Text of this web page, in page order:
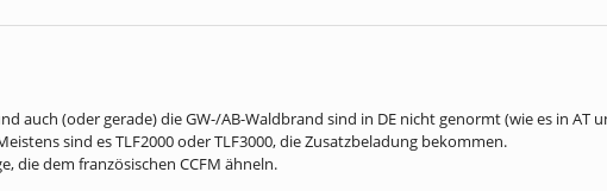
(vgl. TS - Typ PFPN 6-500)*
eingesetzt werden**
Unterstützung
auch (oder gerade) die GW-/AB-Waldbrand sind in DE nicht genormt (wie es in AT
sind es TLF2000 oder TLF3000, die Zusatzbeladung bekommen.
die dem französischen CCFM ähneln.